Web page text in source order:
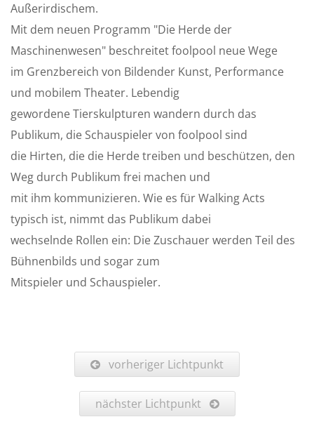
Außerirdischem.
Mit dem neuen Programm "Die Herde der
Maschinenwesen" beschreitet foolpool neue Wege
im Grenzbereich von Bildender Kunst, Performance
und mobilem Theater. Lebendig
gewordene Tierskulpturen wandern durch das
Publikum, die Schauspieler von foolpool sind
die Hirten, die die Herde treiben und beschützen, den
Weg durch Publikum frei machen und
mit ihm kommunizieren. Wie es für Walking Acts
typisch ist, nimmt das Publikum dabei
wechselnde Rollen ein: Die Zuschauer werden Teil des
Bühnenbilds und sogar zum
Mitspieler und Schauspieler.
vorheriger Lichtpunkt
nächster Lichtpunkt